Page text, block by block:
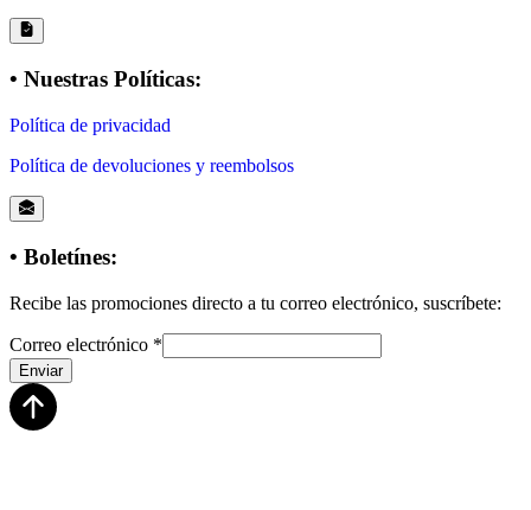
• Nuestras Políticas:
Política de privacidad
Política de devoluciones y reembolsos
• Boletínes:
Recibe las promociones directo a tu correo electrónico, suscríbete:
Correo electrónico *
Enviar